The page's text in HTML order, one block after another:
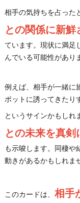
相手の気持ちを占った
との関係に新
ています。現状に満足
んでいる可能性があり
例えば、相手が一緒に
ポットに誘ってきたり
というサインかもしれ
との未来を真
も示唆します。同棲や
動きがあるかもしれま
このカードは、 相手